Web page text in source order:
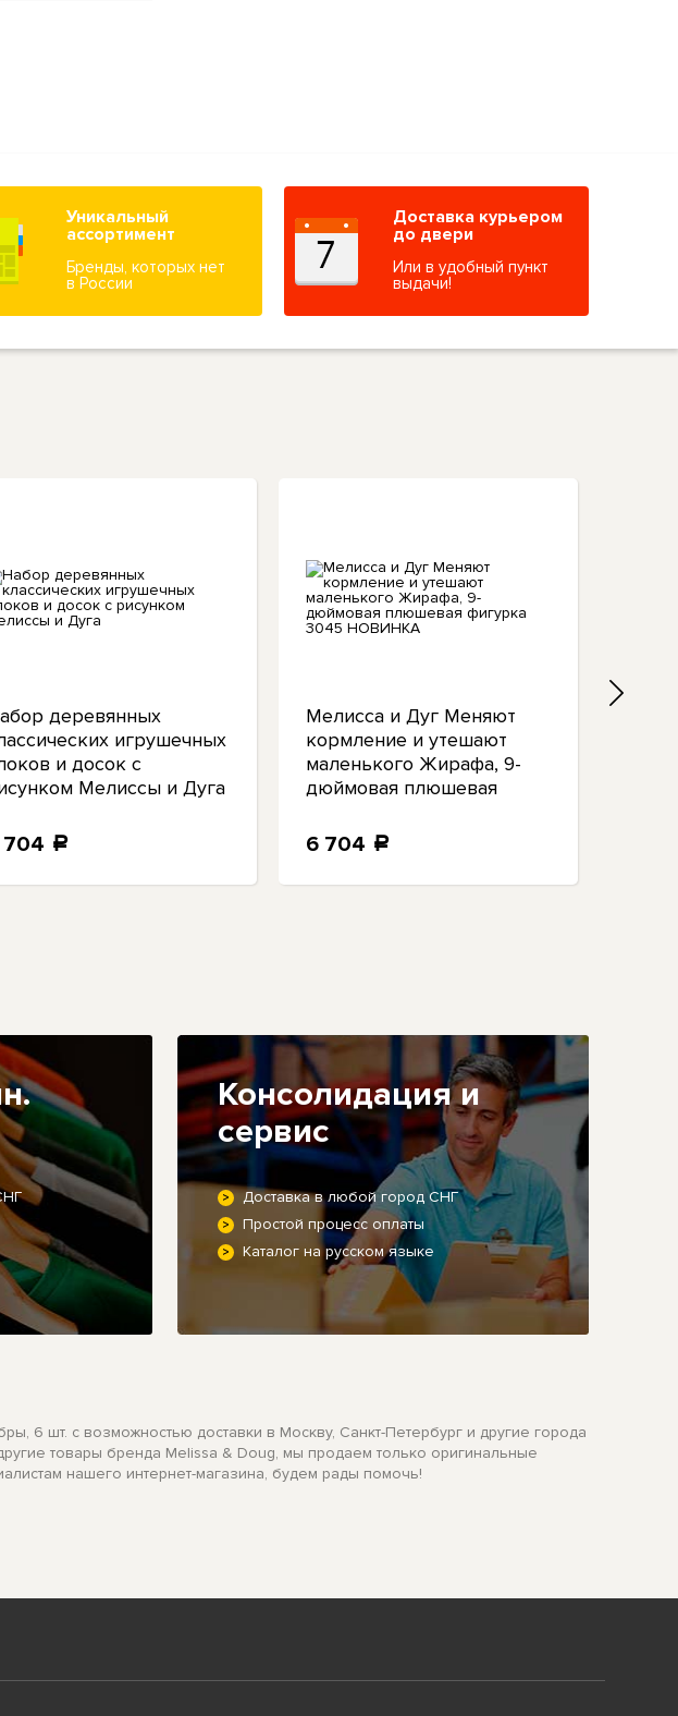
Уникальный
ассортимент
Бренды, которых нет
в России
Доставка курьером
до двери
Или в удобный пункт
выдачи!
деревянных
игрушечных
и досок с
Мелиссы и Дуга
704 a
Мелисса и Дуг Меняют
кормление и утешают
маленького Жирафа, 9-
дюймовая плюшевая
6 704 a
Консолидация и
сервис
Доставка в любой город СНГ
Простой процесс оплаты
Каталог на русском языке
6 шт. с возможностью доставки в Москву, Санкт-Петербург и другие города
товары бренда Melissa & Doug, мы продаем только оригинальные
нашего интернет-магазина, будем рады помочь!